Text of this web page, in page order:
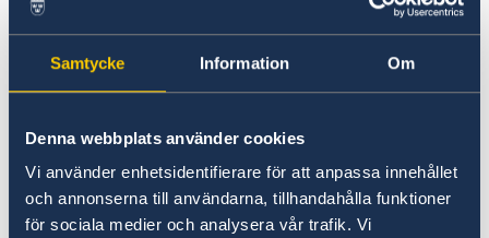
Samtycke Information Om
Denna webbplats använder cookies
Vi använder enhetsidentifierare för att anpassa innehållet
och annonserna till användarna, tillhandahålla funktioner
för sociala medier och analysera vår trafik. Vi
Komorerna
Hjälp till svenskar i Komorerna
Akut hjälp
Pass utomlands
Hjälp kring medborgarskap
Reseinformation
Akut hjälp
Här finns för närvarande ingen lokal
information. Kontakta ambassaden för
information om eventuella lokala villkor. Länk
till ambassaden hittar du längst ned på sidan.